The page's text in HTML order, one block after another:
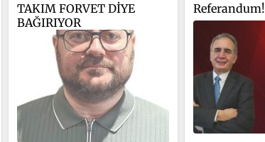
TAKIM FORVET DİYE
BAĞIRIYOR
Referandum!